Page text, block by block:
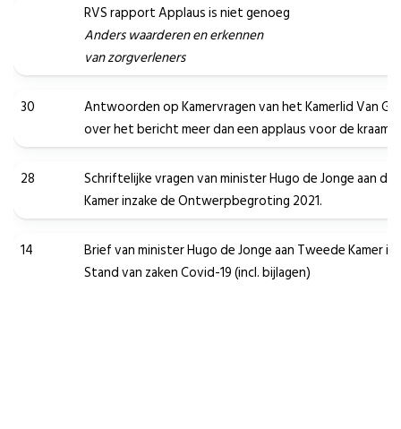
RVS rapport Applaus is niet genoeg
Anders waarderen en erkennen
van zorgverleners
30
Antwoorden op Kamervragen van het Kamerlid Van
over het bericht meer dan een applaus voor de
28
Schriftelijke vragen van minister Hugo de Jonge aan
Kamer inzake de Ontwerpbegroting 2021.
14
Brief van minister Hugo de Jonge aan Tweede Kamer
Stand van zaken Covid-19 (incl. bijlagen)